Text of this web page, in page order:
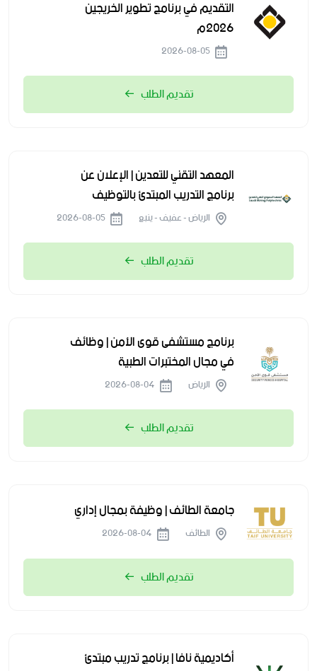
التقديم في برنامج تطوير الخريجين
2026م
تقديم الطلب
المعهد التقني للتعدين | الإعلان عن
برنامج التدريب المبتدئ بالتوظيف
الرياض - عفيف - ينبع
تقديم الطلب
برنامج مستشفى قوى الأمن | وظائف
في مجال المختبرات الطبية
الرياض
تقديم الطلب
جامعة الطائف | وظيفة بمجال إداري
الطائف
تقديم الطلب
أكاديمية نافا | برنامج تدريب مبتدئ